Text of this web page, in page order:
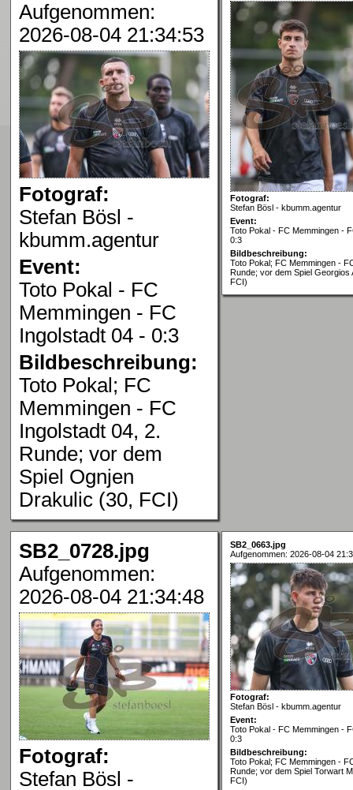
Aufgenommen:
2026-08-04 21:34:53
Fotograf:
Stefan Bösl -
kbumm.agentur
Event:
Toto Pokal - FC
Memmingen - FC
Ingolstadt 04 - 0:3
Bildbeschreibung:
Toto Pokal; FC
Memmingen - FC
Ingolstadt 04, 2.
Runde; vor dem
Spiel Ognjen
Drakulic (30, FCI)
Fotograf:
Stefan Bösl - kbumm.agentur
Event:
Toto Pokal - FC Memmingen -
0:3
Bildbeschreibung:
Toto Pokal; FC Memmingen -
Runde; vor dem Spiel Georgios
FCI)
SB2_0728.jpg
Aufgenommen:
2026-08-04 21:34:48
Fotograf:
Stefan Bösl -
SB2_0663.jpg
Aufgenommen: 2026-08-04
Fotograf:
Stefan Bösl - kbumm.agentur
Event:
Toto Pokal - FC Memmingen -
0:3
Bildbeschreibung:
Toto Pokal; FC Memmingen -
Runde; vor dem Spiel Torwart
FCI)